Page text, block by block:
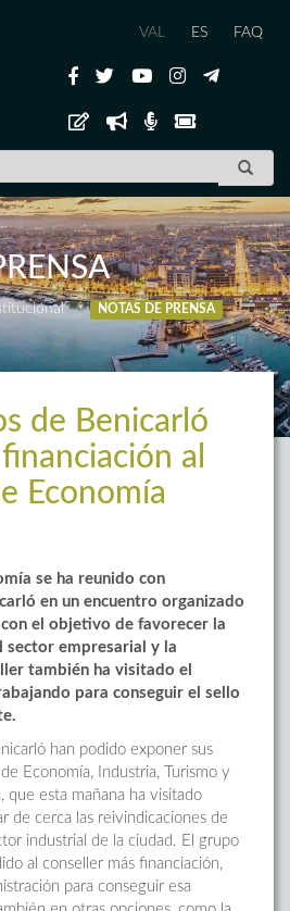
VAL ES FAQ
NOTAS DE PRENSA
de Benicarló
al
Economía
se ha reunido con
en un encuentro organizado
el objetivo de favorecer la
sector empresarial y la
también ha visitado el
para conseguir el sello
han podido exponer sus
Economía, Industria, Turismo y
que esta mañana ha visitado
de cerca las reivindicaciones de
industrial de la ciudad. El grupo
al conseller más financiación,
para conseguir esa